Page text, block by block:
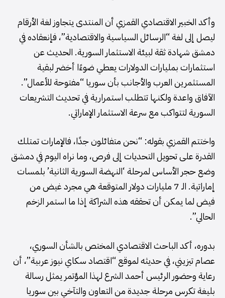
وأكد الخبير الاقتصادي القمزي أن المنتدى يتجاوز لغة الأرقام
ليصل إلى لغة “الرسائل السياسية والاقتصادية”، فإنعقاده في
دمشق شهادة ثقة لبيئة الاستثمار السورية. الحديث عن
استثمارات بمليارات الدولارات يعطي ضوءًا أخضر لبقية
المستثمرين العرب والأجانب بأن سوريا “مفتوحة للأعمال”.
الآفاق واعدة ولكنها تتطلب استمرارية في تحديث التشريعات
السورية لتتواكب مع سرعة الاستثمار الإماراتي.
واختتم القمزي بقوله: “نحن متفائلون جدًا، فالإمارات تمتلك
القدرة على تحويل التحديات إلى فرص، وما نراه اليوم في دمشق
وضع حجر الأساس لمرحلة ‘النهضة السورية الثانية’ بلمسات
إماراتية. الـ 7 مليارات دولار المتوقعة هي مجرد غيض من
فيض لما يمكن أن تحققه هذه الشراكة إذا ما استمر الزخم
الحالي”.
بدوره، أكد الباحث الاقتصادي المختص بالشأن السوري،
عصام تيزيني، في حديثه لموقع “اقتصاد سكاي نيوز عربية”، أن
رعاية وحضور الرئيس أحمد الشرع لهذا المؤتمر يمثل رسالة
بليغة تكرس مرحلة جديدة من التعاون والتآخي بين سوريا